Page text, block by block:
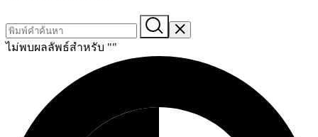
ไม่พบผลลัพธ์สำหรับ ""